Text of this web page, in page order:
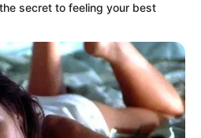
secret to feeling your best